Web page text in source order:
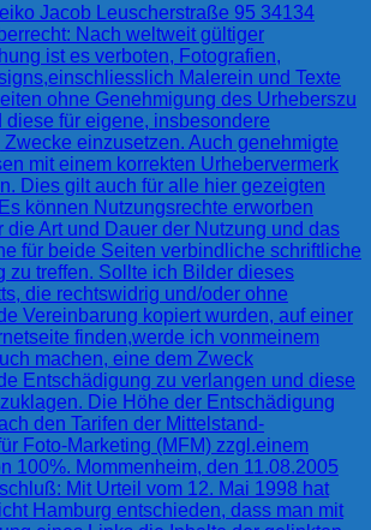
Jacob Leuscherstraße 95 34134
Nach weltweit gültiger
ist es verboten, Fotografien,
Malerein und Texte
ohne Genehmigung des Urheberszu
diese für eigene, insbesondere
einzusetzen. Auch genehmigte
mit einem korrekten Urhebervermerk
Dies gilt auch für alle hier gezeigten
können Nutzungsrechte erworben
die Art und Dauer der Nutzung und das
für beide Seiten verbindliche schriftliche
zu treffen. Sollte ich Bilder dieses
die rechtswidrig und/oder ohne
Vereinbarung kopiert wurden, auf einer
finden,werde ich vonmeinem
machen, eine dem Zweck
Entschädigung zu verlangen und diese
Die Höhe der Entschädigung
den Tarifen der Mittelstand-
Foto-Marketing (MFM) zzgl.einem
100%. Mommenheim, den 11.08.2005
Mit Urteil vom 12. Mai 1998 hat
Hamburg entschieden, dass man mit